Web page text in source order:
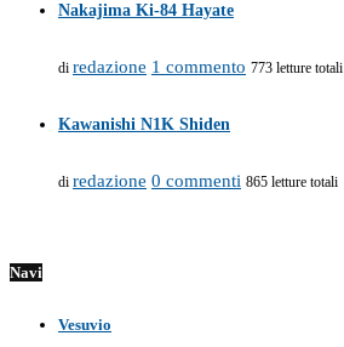
Nakajima Ki-84 Hayate
di redazione 1 commento 773 letture totali
Kawanishi N1K Shiden
di redazione 0 commenti 865 letture totali
Navi
Vesuvio